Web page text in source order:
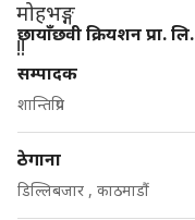
छायाँछवी क्रियशन प्रा. लि.
सम्पादक
शान्तिप्रिय
ठेगाना
डिल्लिबजार , काठमाडौं